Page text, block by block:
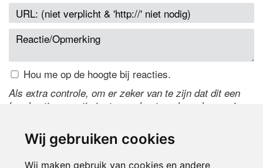
Wij gebruiken cookies
Wij maken gebruik van cookies en andere
Hou me op de hoogte bij reacties.
Als extra controle, om er zeker van te zijn dat dit een
handmatige reactie is, typ onderstaande code over in
de code te wijzigen.